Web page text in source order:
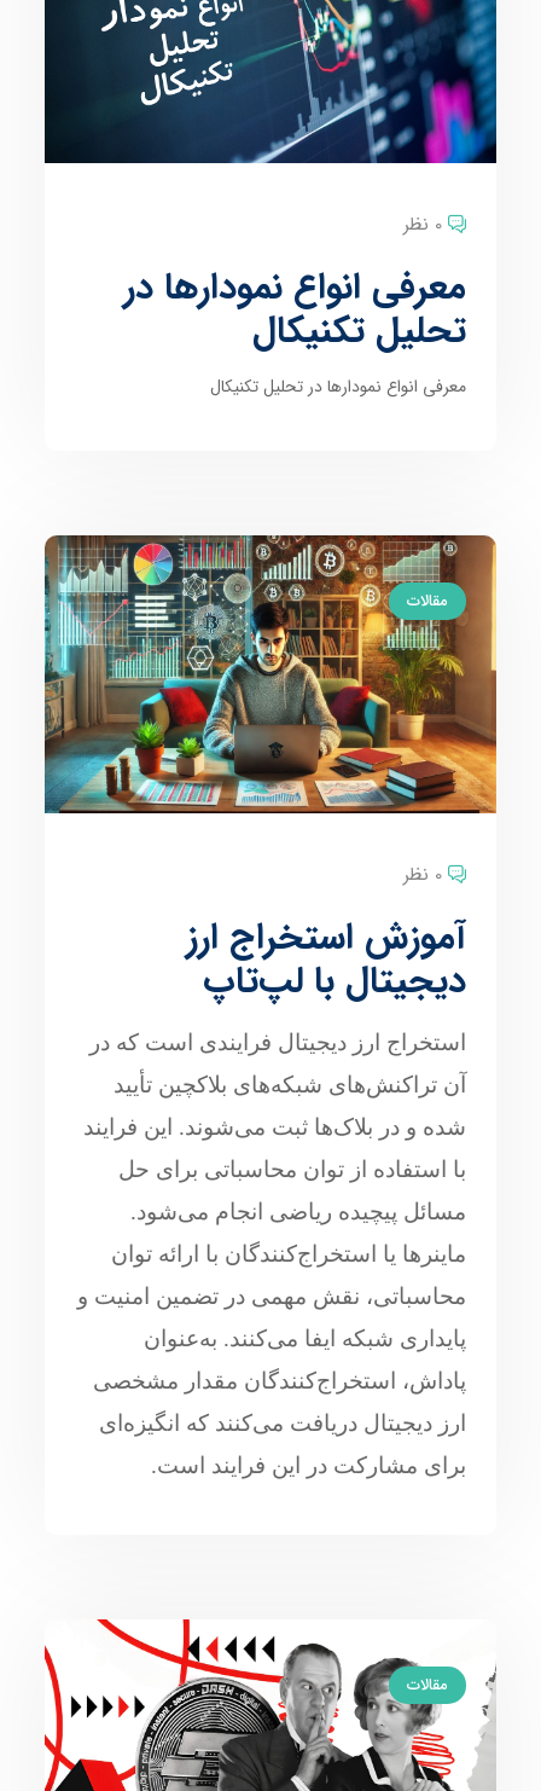
0 نظر
معرفی انواع نمودارها در
تحلیل تکنیکال
معرفی انواع نمودارها در تحلیل تکنیکال
مقالات
0 نظر
آموزش استخراج ارز
دیجیتال با لپ‌تاپ
استخراج ارز دیجیتال فرایندی است که در
آن تراکنش‌های شبکه‌های بلاکچین تأیید
شده و در بلاک‌ها ثبت می‌شوند. این فرایند
با استفاده از توان محاسباتی برای حل
مسائل پیچیده ریاضی انجام می‌شود.
ماینرها یا استخراج‌کنندگان با ارائه توان
محاسباتی، نقش مهمی در تضمین امنیت و
پایداری شبکه ایفا می‌کنند. به‌عنوان
پاداش، استخراج‌کنندگان مقدار مشخصی
ارز دیجیتال دریافت می‌کنند که انگیزه‌ای
برای مشارکت در این فرایند است.
مقالات